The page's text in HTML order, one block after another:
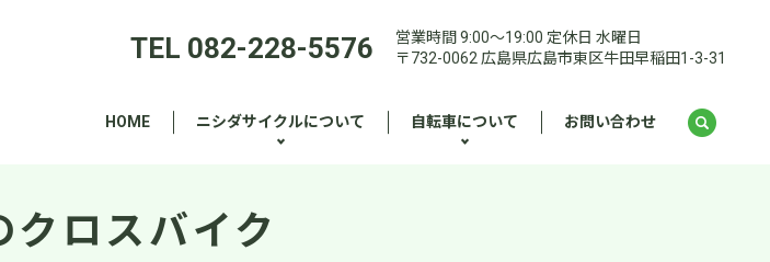
TEL 082-228-5576
営業時間 9:00～19:00 定休日 水曜日
〒732-0062 広島県広島市東区牛田早稲田1-3-31
HOME ニシダサイクルについて 自転車について お問い合わせ
クロスバイク